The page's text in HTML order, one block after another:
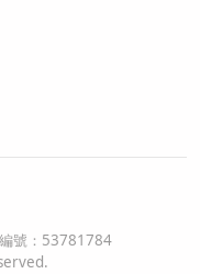
號： 53781784